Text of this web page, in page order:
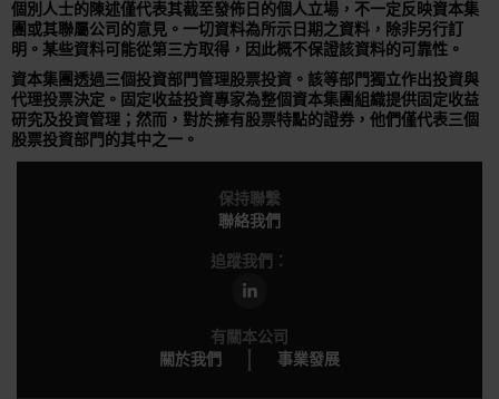
個別人士的陳述僅代表其截至發佈日的個人立場，不一定反映資本集
團或其聯屬公司的意見。一切資料為所示日期之資料，除非另行訂
明。某些資料可能從第三方取得，因此概不保證該資料的可靠性。
資本集團透過三個投資部門管理股票投資。該等部門獨立作出投資與
代理投票決定。固定收益投資專家為整個資本集團組織提供固定收益
研究及投資管理；然而，對於擁有股票特點的證券，他們僅代表三個
股票投資部門的其中之一。
保持聯繫
聯絡我們
追蹤我們：
有關本公司
關於我們
事業發展